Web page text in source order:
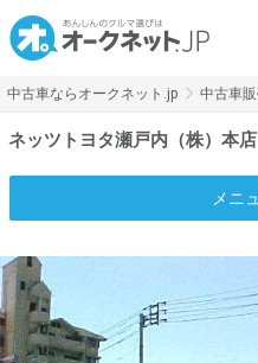
中古車ならオークネット.jp 中古車
ネッツトヨタ瀬戸内（株）本店
メニ